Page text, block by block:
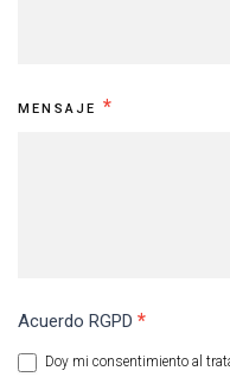
MENSAJE *
Acuerdo RGPD *